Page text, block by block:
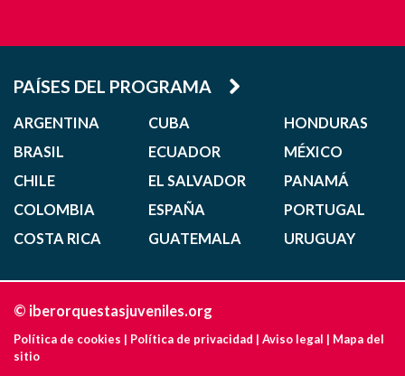
PAÍSES DEL PROGRAMA
ARGENTINA
BRASIL
CHILE
COLOMBIA
COSTA RICA
CUBA
ECUADOR
EL SALVADOR
ESPAÑA
GUATEMALA
HONDURAS
MÉXICO
PANAMÁ
PORTUGAL
URUGUAY
© iberorquestasjuveniles.org
Política de cookies | Política de privacidad | Aviso legal | Mapa del
sitio